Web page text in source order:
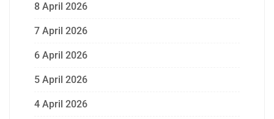
8 April 2026
7 April 2026
6 April 2026
5 April 2026
4 April 2026